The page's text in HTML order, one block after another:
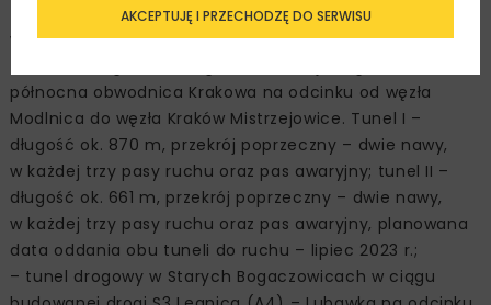
zewnętrzne, planowana data oddania do ruchu –
wrzesień 2022 r.;
północna obwodnica Krakowa na odcinku od węzła
Modlnica do węzła Kraków Mistrzejowice. Tunel I –
długość ok. 870 m, przekrój poprzeczny – dwie nawy,
w każdej trzy pasy ruchu oraz pas awaryjny; tunel II –
długość ok. 661 m, przekrój poprzeczny – dwie nawy,
w każdej trzy pasy ruchu oraz pas awaryjny, planowana
data oddania obu tuneli do ruchu – lipiec 2023 r.;
– tunel drogowy w Starych Bogaczowicach w ciągu
AKCEPTUJĘ I PRZECHODZĘ DO SERWISU